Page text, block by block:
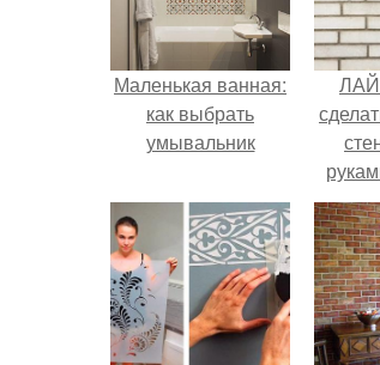
Маленькая ванная:
как выбрать
умывальник